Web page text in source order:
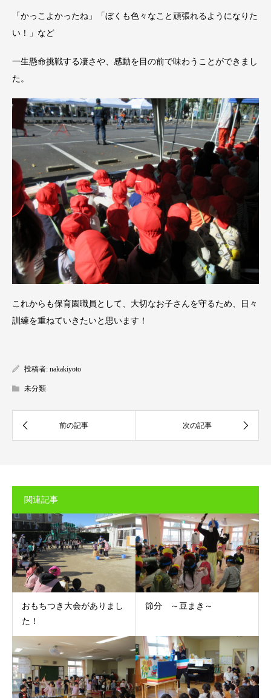
「かっこよかったね」「ぼくも色々なこと頑張れるようになりた
い！」など
一生懸命挑戦する凄さや、感動を目の前で味わうことができまし
た。
これからも保育園職員として、大切なお子さんを守るため、日々
訓練を重ねていきたいと思います！
投稿者: nakakiyoto
未分類
関連記事
おもちつき大会がありまし
た！
節分 ～豆まき～